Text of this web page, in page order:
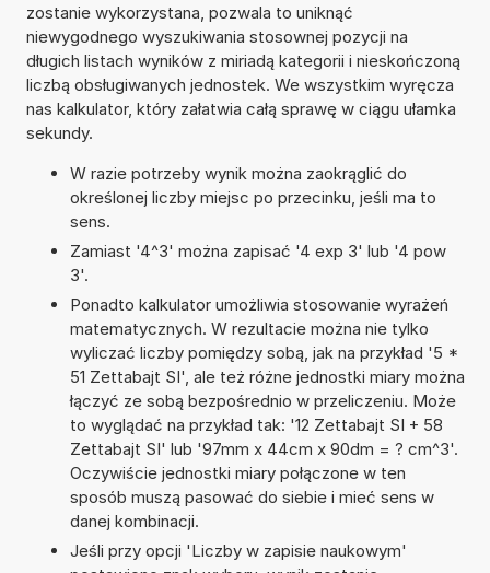
zostanie wykorzystana, pozwala to uniknąć
niewygodnego wyszukiwania stosownej pozycji na
długich listach wyników z miriadą kategorii i nieskończoną
liczbą obsługiwanych jednostek. We wszystkim wyręcza
nas kalkulator, który załatwia całą sprawę w ciągu ułamka
sekundy.
W razie potrzeby wynik można zaokrąglić do
określonej liczby miejsc po przecinku, jeśli ma to
sens.
Zamiast '4^3' można zapisać '4 exp 3' lub '4 pow
3'.
Ponadto kalkulator umożliwia stosowanie wyrażeń
matematycznych. W rezultacie można nie tylko
wyliczać liczby pomiędzy sobą, jak na przykład '5 *
51 Zettabajt SI', ale też różne jednostki miary można
łączyć ze sobą bezpośrednio w przeliczeniu. Może
to wyglądać na przykład tak: '12 Zettabajt SI + 58
Zettabajt SI' lub '97mm x 44cm x 90dm = ? cm^3'.
Oczywiście jednostki miary połączone w ten
sposób muszą pasować do siebie i mieć sens w
danej kombinacji.
Jeśli przy opcji 'Liczby w zapisie naukowym'